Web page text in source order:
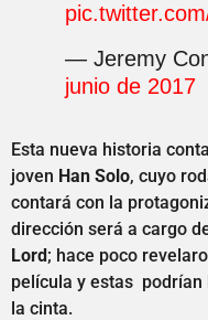
— Jeremy
junio de 2017
Esta nueva historia
joven Han Solo, cuyo
contará con la
dirección será a cargo
Lord; hace poco
película y estas podrían
la cinta.